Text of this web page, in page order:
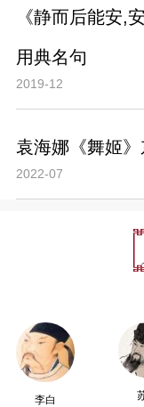
《静而后能安,
用典名句
2019-12
袁海娜《舞姬
2022-07
李白